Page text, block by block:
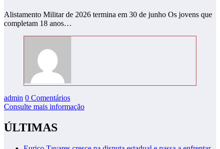
Alistamento Militar de 2026 termina em 30 de junho Os jovens que
completam 18 anos…
admin 0 Comentários
Consulte mais informação
ÚLTIMAS